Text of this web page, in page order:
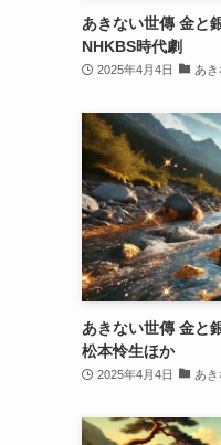
あきない世傳 金と
NHKBS時代劇
2025年4月4日 あ
あきない世傳 金と
松本怜生ほか
2025年4月4日 あ